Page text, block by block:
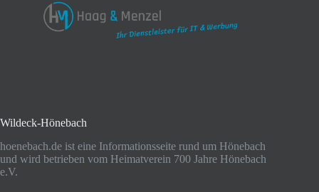
Wildeck-Hönebach
hoenebach.de ist eine Informationsseite rund um Hönebach
und wird betrieben vom Heimatverein 700 Jahre Hönebach
e.V.